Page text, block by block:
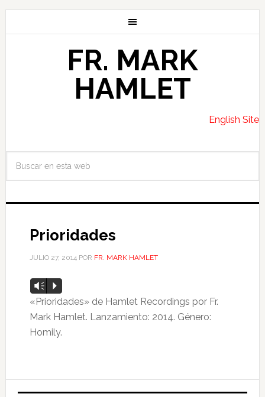
FR. MARK
HAMLET
English Site
Prioridades
JULIO 27, 2014POR FR. MARK HAMLET
Reproductor
de
audio
Vm P
«Prioridades» de Hamlet Recordings por Fr.
Mark Hamlet. Lanzamiento: 2014. Género:
Homily.